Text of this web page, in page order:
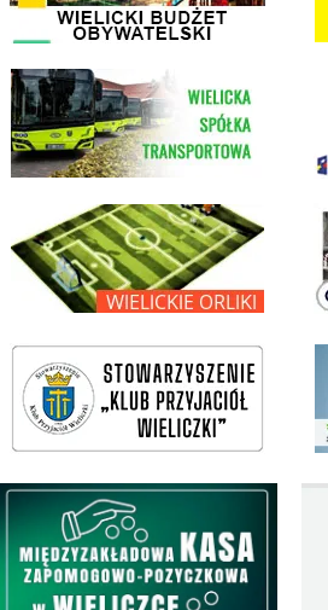
link do strony Wielickiej Spółki Transportowej
SISMS
link do opisu projektu Wielickie Orliki
wieliczka-wieliczanie na bis
Międzyzakładowa Kasa Zapomogowo - Pożyczkowa